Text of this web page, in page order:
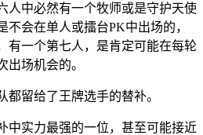
人中必然有一个牧师或是守护天使
不会在单人或擂台PK中出场的，
有一个第七人，是肯定可能在每轮
出场机会的。
都留给了王牌选手的替补。
中实力最强的一位，甚至可能接近